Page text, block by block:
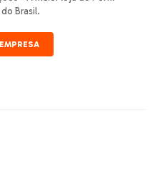
Brasil.